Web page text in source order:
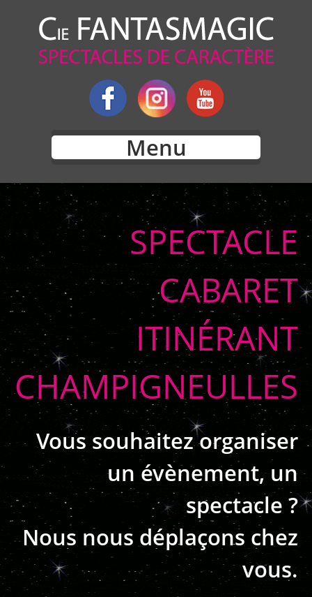
Menu
SPECTACLE
CABARET
ITINÉRANT
CHAMPIGNEULLES
Vous souhaitez organiser
un évènement, un
spectacle ?
Nous nous déplaçons chez
vous.